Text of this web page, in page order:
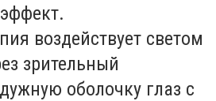
воздействует светом
зрительный
оболочку глаз с